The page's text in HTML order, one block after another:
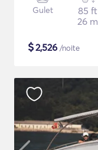
Gulet
85 ft
26 m
$2,526 /noite